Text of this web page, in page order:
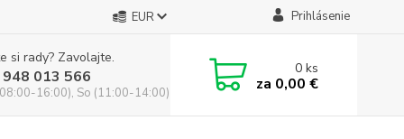
EUR Prihlásenie
si rady? Zavolajte.
013 566
16:00), So (11:00-14:00)
0ks
za 0,00 €